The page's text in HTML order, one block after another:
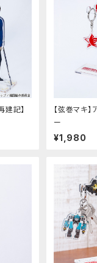
建記】
【弦巻マキ
ー
¥1,980